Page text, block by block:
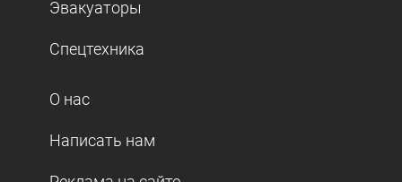
Эвакуаторы
Спецтехника
О нас
Написать нам